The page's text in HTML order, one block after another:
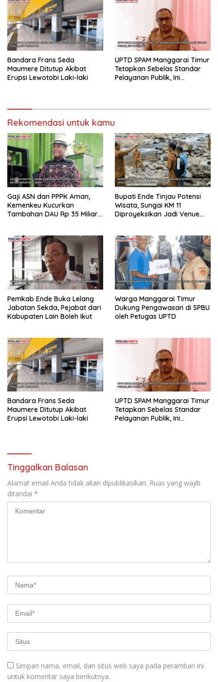
Bandara Frans Seda
Maumere Ditutup Akibat
Erupsi Lewotobi Laki-laki
UPTD SPAM Manggarai Timur
Tetapkan Sebelas Standar
Pelayanan Publik, Ini
Rekomendasi untuk kamu
Gaji ASN dan PPPK Aman,
Kemenkeu Kucurkan
Tambahan DAU Rp 35 Miliar
Bupati Ende Tinjau Potensi
Wisata, Sungai KM 11
Diproyeksikan Jadi Venue
Pemkab Ende Buka Lelang
Jabatan Sekda, Pejabat dari
Kabupaten Lain Boleh Ikut
Warga Manggarai Timur
Dukung Pengawasan di SPBU
oleh Petugas UPTD
Bandara Frans Seda
Maumere Ditutup Akibat
Erupsi Lewotobi Laki-laki
UPTD SPAM Manggarai Timur
Tetapkan Sebelas Standar
Pelayanan Publik, Ini
Tinggalkan Balasan
Alamat email Anda tidak akan dipublikasikan. Ruas yang wajib
ditandai *
Simpan nama, email, dan situs web saya pada peramban ini
untuk komentar saya berikutnya.